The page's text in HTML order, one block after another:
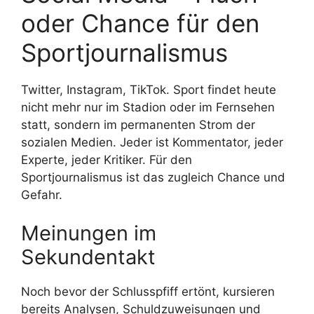
oder Chance für den
Sportjournalismus
Twitter, Instagram, TikTok. Sport findet heute
nicht mehr nur im Stadion oder im Fernsehen
statt, sondern im permanenten Strom der
sozialen Medien. Jeder ist Kommentator, jeder
Experte, jeder Kritiker. Für den
Sportjournalismus ist das zugleich Chance und
Gefahr.
Meinungen im
Sekundentakt
Noch bevor der Schlusspfiff ertönt, kursieren
bereits Analysen, Schuldzuweisungen und